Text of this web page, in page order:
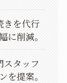
きを代行
に削減。
スタッフ
を提案。